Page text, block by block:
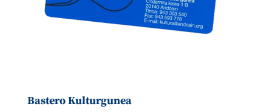
Bastero Kulturgunea